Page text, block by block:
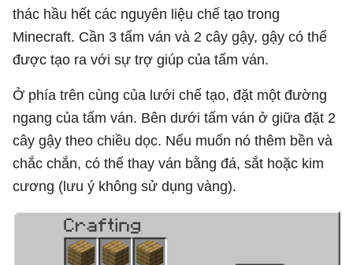
thác hầu hết các nguyên liệu chế tạo trong
Minecraft. Cần 3 tấm ván và 2 cây gậy, gậy có thể
được tạo ra với sự trợ giúp của tấm ván.
Ở phía trên cùng của lưới chế tạo, đặt một đường
ngang của tấm ván. Bên dưới tấm ván ở giữa đặt 2
cây gậy theo chiều dọc. Nếu muốn nó thêm bền và
chắc chắn, có thể thay ván bằng đá, sắt hoặc kim
cương (lưu ý không sử dụng vàng).